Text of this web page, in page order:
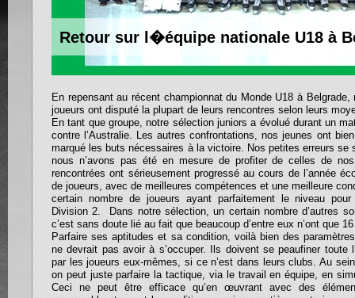
Retour sur l�équipe nationale U18 à
En repensant au récent championnat du Monde U18 à
joueurs ont disputé la plupart de leurs rencontres selon leurs
En tant que groupe, notre sélection juniors a évolué durant un
contre l’Australie. Les autres confrontations, nos jeunes ont
marqué les buts nécessaires à la victoire. Nos petites erreurs se
nous n’avons pas été en mesure de profiter de celles de
rencontrées ont sérieusement progressé au cours de l’année
de joueurs, avec de meilleures compétences et une meilleure
certain nombre de joueurs ayant parfaitement le niveau
Division 2. Dans notre sélection, un certain nombre d’autres
c’est sans doute lié au fait que beaucoup d’entre eux n’ont que
Parfaire ses aptitudes et sa condition, voilà bien des
ne devrait pas avoir à s’occuper. Ils doivent se peaufiner toute
par les joueurs eux-mêmes, si ce n’est dans leurs clubs. Au
on peut juste parfaire la tactique, via le travail en équipe, en
Ceci ne peut être efficace qu’en œuvrant avec des